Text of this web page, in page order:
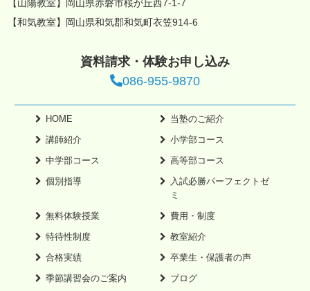
【山陽教室】岡山県赤磐市桜が丘西7-1-7
【和気教室】岡山県和気郡和気町衣笠914-6
資料請求・体験お申し込み
086-955-9870
HOME
当塾のご紹介
講師紹介
小学部コース
中学部コース
高等部コース
個別指導
入試必勝パーフェクトゼ
ミ
無料体験授業
費用・制度
特待性制度
教室紹介
合格実績
卒業生・保護者の声
季節講習会のご案内
ブログ